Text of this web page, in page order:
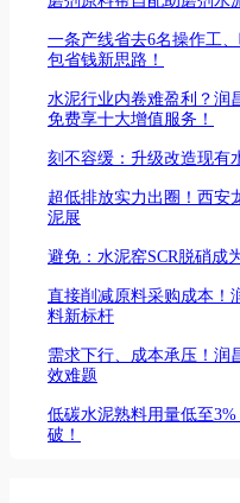
一条产线省去6名操作工
包省钱新思路！
水泥行业内卷难盈利？润
免费享十大增值服务！
刻不容缓：升级改造现有
超低排放实力出圈！西安
泥展
避免：水泥窑SCR脱硝成
直接削减原料采购成本！
料新标杆
需求下行、成本承压！润
效难题
低碳水泥熟料用量低至
破！